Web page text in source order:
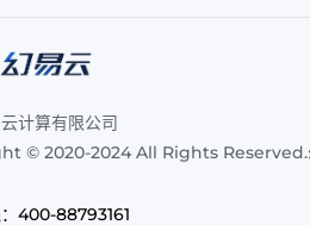
计算有限公司
© 2020-2024 All Rights Reserved.
400-88793161